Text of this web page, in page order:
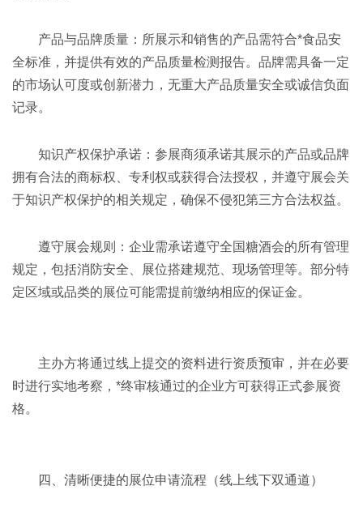
产品与品牌质量：所展示和销售的产品需符合*食品安
全标准，并提供有效的产品质量检测报告。品牌需具备一定
的市场认可度或创新潜力，无重大产品质量安全或诚信负面
记录。
知识产权保护承诺：参展商须承诺其展示的产品或品牌
拥有合法的商标权、专利权或获得合法授权，并遵守展会关
于知识产权保护的相关规定，确保不侵犯第三方合法权益。
遵守展会规则：企业需承诺遵守全国糖酒会的所有管理
规定，包括消防安全、展位搭建规范、现场管理等。部分特
定区域或品类的展位可能需提前缴纳相应的保证金。
主办方将通过线上提交的资料进行资质预审，并在必要
时进行实地考察，*终审核通过的企业方可获得正式参展资
格。
四、清晰便捷的展位申请流程（线上线下双通道）